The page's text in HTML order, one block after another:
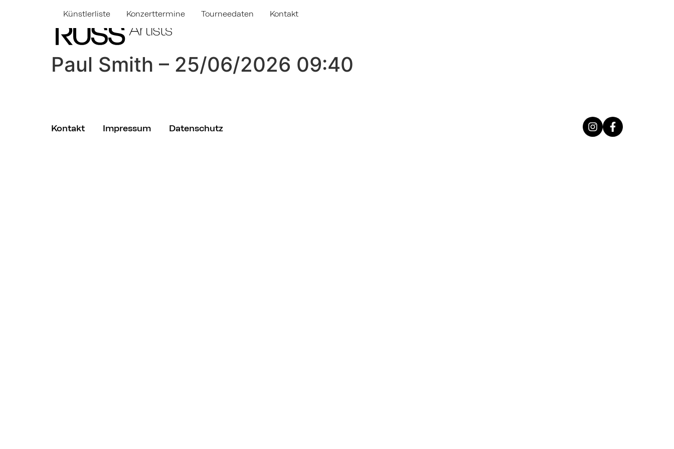
Künstlerliste Konzerttermine Tourneedaten Kontakt
Paul Smith – 25/06/2026 09:40
Kontakt Impressum Datenschutz